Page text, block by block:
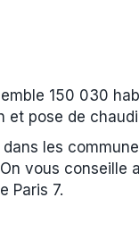
150 030
et pose de
les
vous conseille
Paris 7.